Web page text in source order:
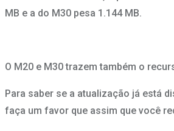
MB e a do M30 pesa 1.144 MB.
O M20 e M30 trazem também o
Para saber se a atualização já está
faça um favor que assim que você